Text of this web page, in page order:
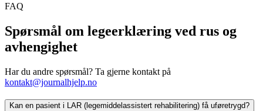
FAQ
Spørsmål om legeerklæring ved rus og
avhengighet
Har du andre spørsmål? Ta gjerne kontakt på
kontakt@journalhjelp.no
Kan en pasient i LAR (legemiddelassistert rehabilitering) få uføretrygd?